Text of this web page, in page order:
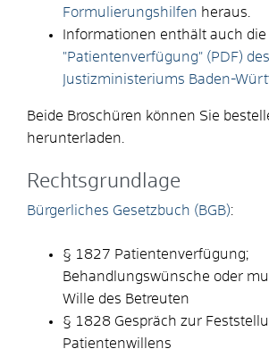
Formulierungshilfen heraus.
Informationen enthält auch die
"Patientenverfügung" (PDF) des
Justizministeriums Baden-
Beide Broschüren können Sie
herunterladen.
Rechtsgrundlage
Bürgerliches Gesetzbuch (BGB):
§ 1827 Patientenverfügung;
Behandlungswünsche oder
Wille des Betreuten
§ 1828 Gespräch zur
Patientenwillens